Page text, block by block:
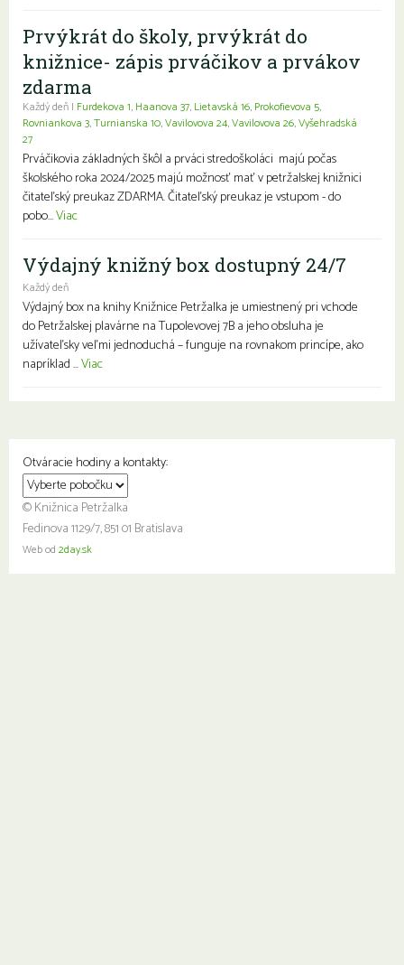
Prvýkrát do školy, prvýkrát do
knižnice- zápis prváčikov a prvákov
zdarma
Každý deň | Furdekova 1, Haanova 37, Lietavská 16, Prokofievova 5,
Rovniankova 3,Turnianska 10,Vavilovova 24,Vavilovova 26,Vyšehradská
27
Prváčikovia základných škôl a prváci stredoškoláci majú počas
školského roka 2024/2025 majú možnosť mať v petržalskej knižnici
čitateľský preukaz ZDARMA. Čitateľský preukaz je vstupom - do
pobo...Viac
Výdajný knižný box dostupný 24/7
Každý deň
Výdajný box na knihy Knižnice Petržalka je umiestnený pri vchode
do Petržalskej plavárne na Tupolevovej 7B a jeho obsluha je
užívateľsky veľmi jednoduchá – funguje na rovnakom princípe, ako
napríklad ...Viac
Otváracie hodiny a kontakty:
© Knižnica Petržalka
Fedinova 1129/7, 851 01 Bratislava
Web od 2day.sk